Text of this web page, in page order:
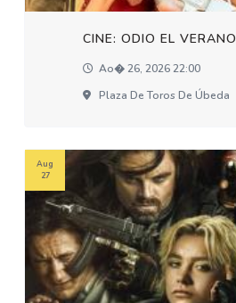
CINE: ODIO EL VERANO
Ao� 26, 2026 22:00
Plaza De Toros De Úbeda
Aug
27